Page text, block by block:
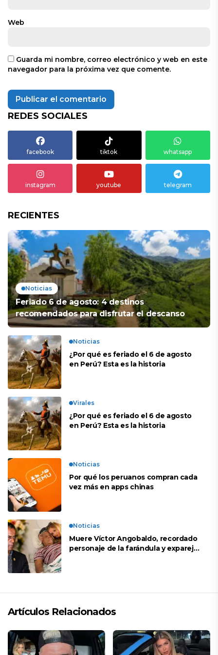
Web
Guarda mi nombre, correo electrónico y web en este
navegador para la próxima vez que comente.
REDES SOCIALES
facebook tiktok whatsapp
instagram youtube telegram
RECIENTES
Noticias
Feriado 6 de agosto: 4 destinos
recomendados para disfrutar el descanso
Noticias
¿Por qué es feriado el 6 de agosto
en Perú? Esta es la historia
Virales
¿Por qué es feriado el 6 de agosto
en Perú? Esta es la historia
Noticias
Por qué los peruanos compran cada
vez más en apps chinas
Noticias
Muere Víctor Angobaldo, recordado
personaje de la farándula y expareja
Artículos Relacionados